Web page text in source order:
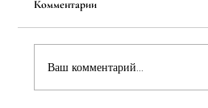
Комментарии
Ваш комментарий...